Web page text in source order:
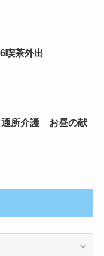
茶外出
所介護 お昼の献